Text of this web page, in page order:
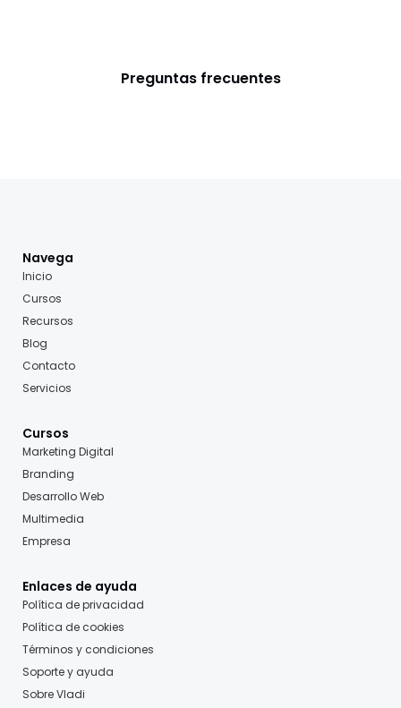
Preguntas frecuentes
Navega
Inicio
Cursos
Recursos
Blog
Contacto
Servicios
Cursos
Marketing Digital
Branding
Desarrollo Web
Multimedia
Empresa
Enlaces de ayuda
Política de privacidad
Política de cookies
Términos y condiciones
Soporte y ayuda
Sobre Vladi